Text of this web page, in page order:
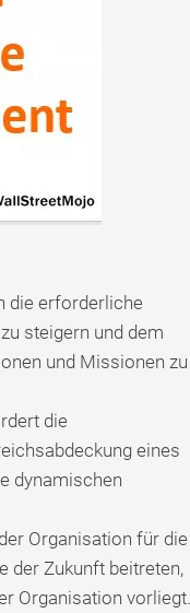
die erforderliche
steigern und dem
und Missionen zu
die
eines
dynamischen
Organisation für die
der Zukunft beitreten,
Organisation vorliegt.